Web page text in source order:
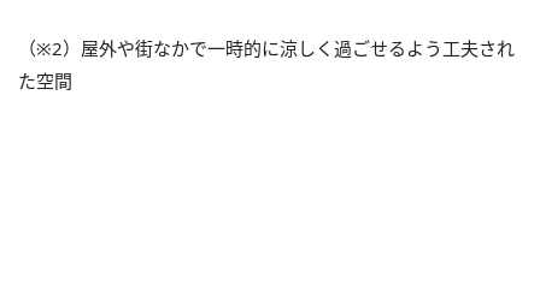
（※2）屋外や街なかで一時的に涼しく過ごせるよう工夫され
た空間